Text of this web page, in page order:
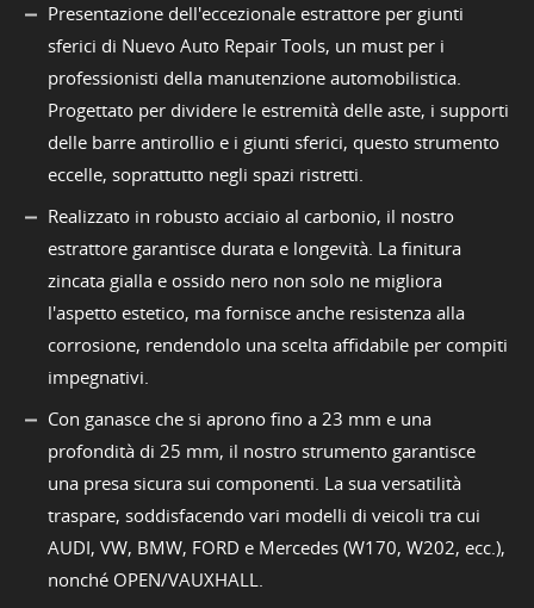
Presentazione dell'eccezionale estrattore per giunti
sferici di Nuevo Auto Repair Tools, un must per i
professionisti della manutenzione automobilistica.
Progettato per dividere le estremità delle aste, i supporti
delle barre antirollio e i giunti sferici, questo strumento
eccelle, soprattutto negli spazi ristretti.
Realizzato in robusto acciaio al carbonio, il nostro
estrattore garantisce durata e longevità. La finitura
zincata gialla e ossido nero non solo ne migliora
l'aspetto estetico, ma fornisce anche resistenza alla
corrosione, rendendolo una scelta affidabile per compiti
impegnativi.
Con ganasce che si aprono fino a 23 mm e una
profondità di 25 mm, il nostro strumento garantisce
una presa sicura sui componenti. La sua versatilità
traspare, soddisfacendo vari modelli di veicoli tra cui
AUDI, VW, BMW, FORD e Mercedes (W170, W202, ecc.),
nonché OPEN/VAUXHALL.